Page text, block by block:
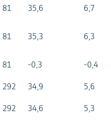
81 35,6 6,7
81 35,3 6,3
81 -0,3 -0,4
292 34,9 5,6
292 34,6 5,3